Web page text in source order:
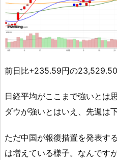
前日比+235.59円の23,529.50
日経平均がここまで強いとは
ダウが強いとはいえ、先週は
ただ中国が報復措置を発表す
は増えている様子。なんです